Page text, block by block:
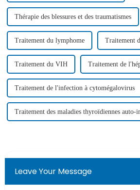
Thérapie des blessures et des traumatismes
Traitement du lymphome Traitement
Traitement du VIH Traitement de
Traitement de l'infection à cytomégalovirus
Traitement des maladies thyroïdiennes auto-
Leave Your Message